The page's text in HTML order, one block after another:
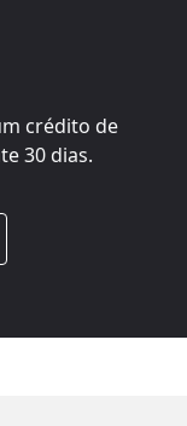
crédito de
30 dias.